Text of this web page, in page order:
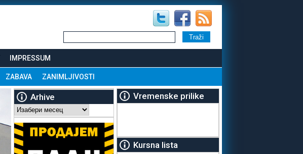
IMPRESSUM
ZABAVA ZANIMLJIVOSTI
Arhive
Arhive
Vremenske prilike
Kursna lista